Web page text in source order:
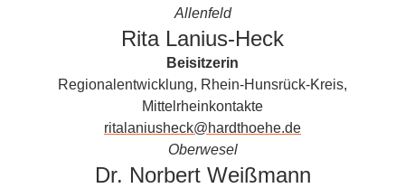
Allenfeld
Rita Lanius-Heck
Beisitzerin
Regionalentwicklung, Rhein-Hunsrück-Kreis,
Mittelrheinkontakte
ritalaniusheck@hardthoehe.de
Oberwesel
Dr. Norbert Weißmann